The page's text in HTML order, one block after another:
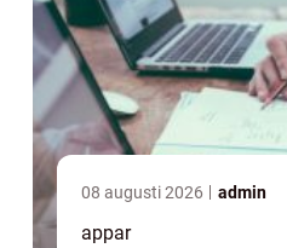
08 augusti 2026 admin
appar